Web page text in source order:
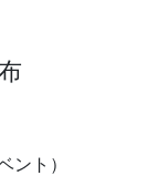
ント）